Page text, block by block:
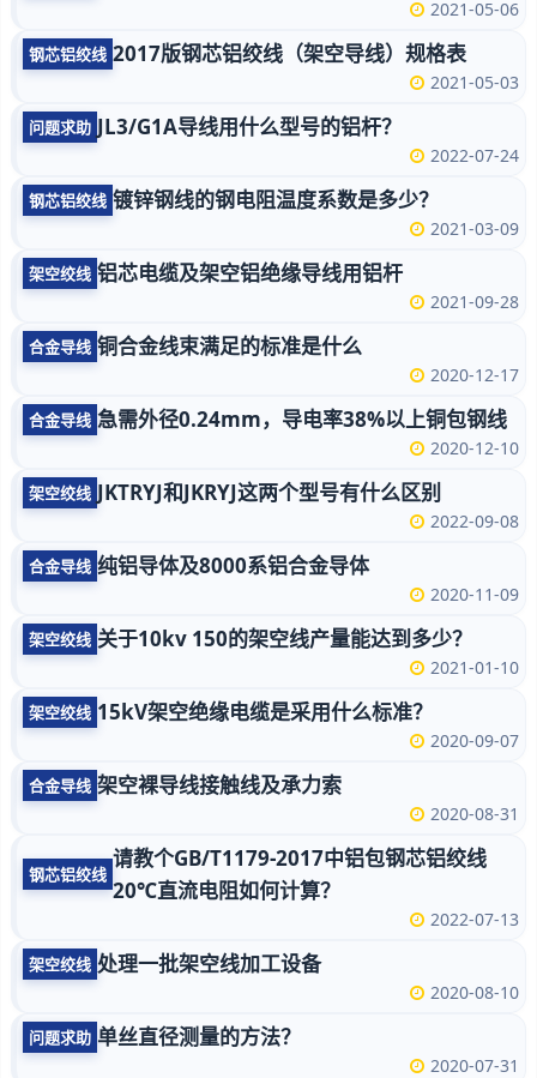
2021-05-06
钢芯铝绞线 2017版钢芯铝绞线（架空导线）规格表
2021-05-03
问题求助 JL3/G1A导线用什么型号的铝杆？
2022-07-24
钢芯铝绞线 镀锌钢线的钢电阻温度系数是多少？
2021-03-09
架空绞线 铝芯电缆及架空铝绝缘导线用铝杆
2021-09-28
合金导线 铜合金线束满足的标准是什么
2020-12-17
合金导线 急需外径0.24mm，导电率38%以上铜包钢线
2020-12-10
架空绞线 JKTRYJ和JKRYJ这两个型号有什么区别
2022-09-08
合金导线 纯铝导体及8000系铝合金导体
2020-11-09
架空绞线 关于10kv 150的架空线产量能达到多少？
2021-01-10
架空绞线 15kV架空绝缘电缆是采用什么标准？
2020-09-07
合金导线 架空裸导线接触线及承力索
2020-08-31
钢芯铝绞线
请教个GB/T1179-2017中铝包钢芯铝绞线
20℃直流电阻如何计算？
2022-07-13
架空绞线 处理一批架空线加工设备
2020-08-10
问题求助 单丝直径测量的方法？
2020-07-31